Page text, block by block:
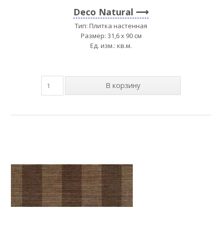
Deco Natural
Тип: Плитка настенная
Размер: 31,6 x 90 см
Ед. изм.: кв.м.